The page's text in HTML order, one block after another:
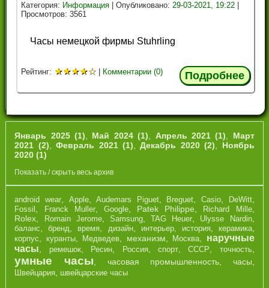
Категория: Информация | Опубликовано:29-03-2021, 19:22
Просмотров: 3561
Часы немецкой фирмы Stuhrling
Рейтинг: ★★★★☆ Комментарии (0) Подробнее
Январь 2025 (1) Май 2024 (1) Апрель 2021 (1)
Март
2021 (2) ,Февраль 2021 (1) ,Декабрь 2020 (2)
Ноябрь
2020 (1)
Показать / скрыть весь архив
android wear, Apple,Audemars Piguet, Breguet,Casio, DeWitt,
Fossil , Franck Muller, Google, Patek Philippe, Richard Mille,
Rolex, Romain Jerome, Samsung,TAG Heuer, Ulysse Nardin,
баланс,бренд, время, дизайн, интерьер, история, керамика,
корпус, куранты, Медведев, механизм, Москва, наручные
часы, ремешок, Ресин, Россия, спорт,СССР, точность,
умные часы, часовая промышленность, часы,
Швейцария, швейцарские часы